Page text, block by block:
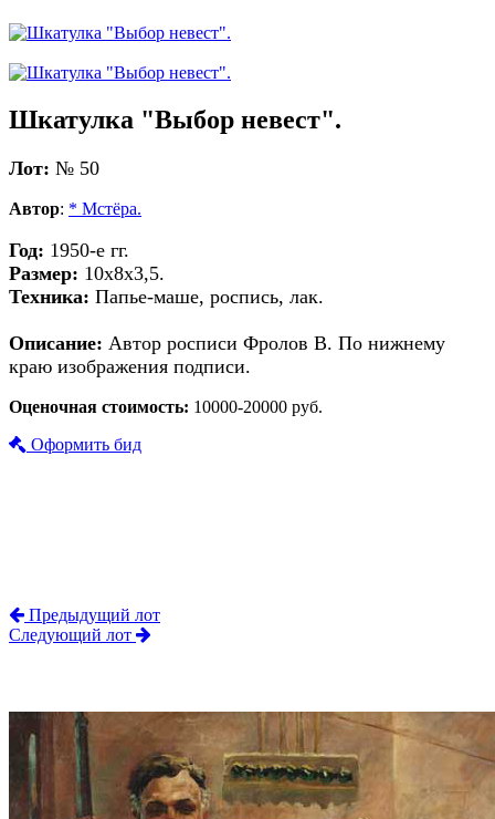
Шкатулка "Выбор невест".
Лот: № 50
Автор: * Мстёра.
Год: 1950-е гг.
Размер: 10х8х3,5.
Техника: Папье-маше, роспись, лак.
Описание: Автор росписи Фролов В. По нижнему
краю изображения подписи.
Оценочная стоимость: 10000-20000 руб.
Оформить бид
Предыдущий лот
Следующий лот